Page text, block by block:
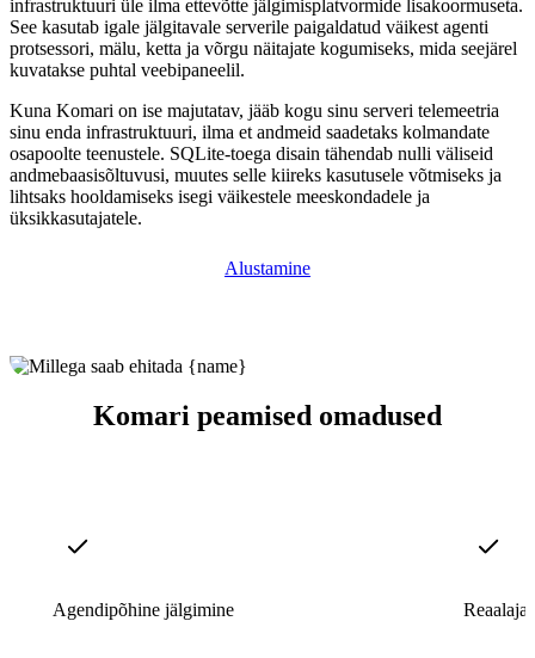
infrastruktuuri üle ilma ettevõtte jälgimisplatvormide lisakoormuseta.
See kasutab igale jälgitavale serverile paigaldatud väikest agenti
protsessori, mälu, ketta ja võrgu näitajate kogumiseks, mida seejärel
kuvatakse puhtal veebipaneelil.
Kuna Komari on ise majutatav, jääb kogu sinu serveri telemeetria
sinu enda infrastruktuuri, ilma et andmeid saadetaks kolmandate
osapoolte teenustele. SQLite-toega disain tähendab nulli väliseid
andmebaasisõltuvusi, muutes selle kiireks kasutusele võtmiseks ja
lihtsaks hooldamiseks isegi väikestele meeskondadele ja
üksikkasutajatele.
Alustamine
Komari peamised omadused
Agendipõhine jälgimine